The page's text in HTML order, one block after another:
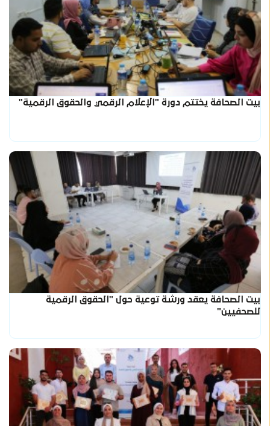
بيت الصحافة يختتم دورة "الإعلام الرقمي والحقوق الرقمية"
بيت الصحافة يعقد ورشة توعية حول "الحقوق الرقمية
للصحفيين"